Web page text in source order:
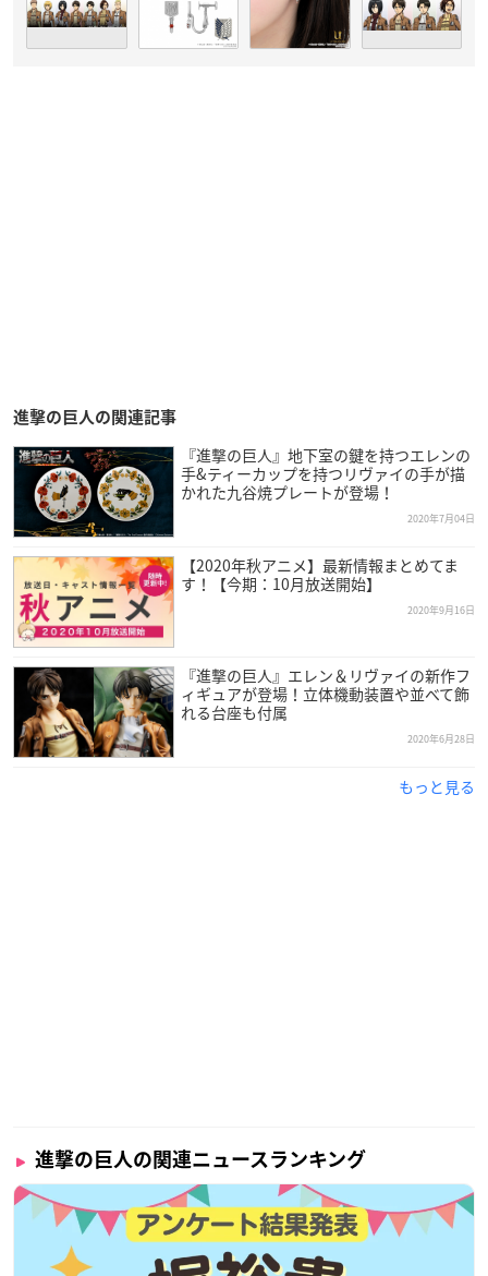
進撃の巨人の関連記事
『進撃の巨人』地下室の鍵を持つエレンの
手&ティーカップを持つリヴァイの手が描
かれた九谷焼プレートが登場！
2020年7月04日
【2020年秋アニメ】最新情報まとめてま
す！【今期：10月放送開始】
2020年9月16日
『進撃の巨人』エレン＆リヴァイの新作フ
ィギュアが登場！立体機動装置や並べて飾
れる台座も付属
2020年6月28日
もっと見る
進撃の巨人の関連ニュースランキング